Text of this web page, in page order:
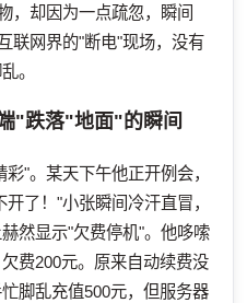
，却因为一点疏忽，瞬间
联网界的"断电"现场，没有
。
"跌落"地面"的瞬间
"。某天下午他正开例会，
了！"小张瞬间冷汗直冒，
然显示"欠费停机"。他哆嗦
费200元。原来自动续费没
脚乱充值500元，但服务器